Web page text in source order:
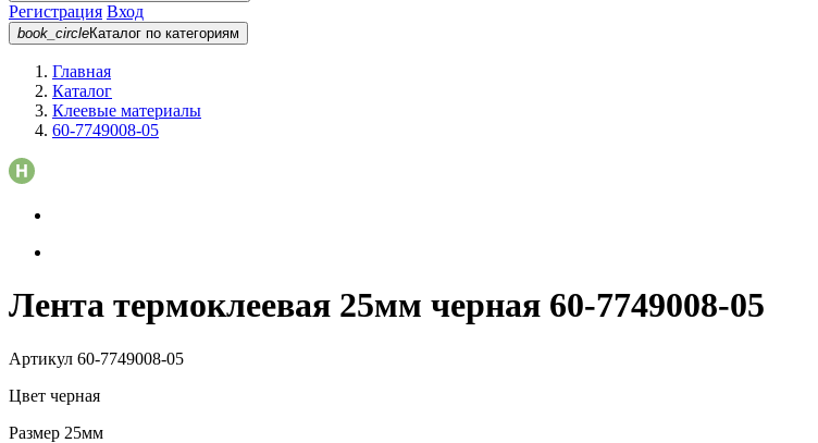
Регистрация Вход
book_circleКаталог по категориям
Главная
Каталог
Клеевые материалы
60-7749008-05
Лента термоклеевая 25мм черная 60-7749008-05
Артикул 60-7749008-05
Цвет черная
Размер 25мм